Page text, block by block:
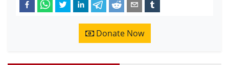
Donate Now